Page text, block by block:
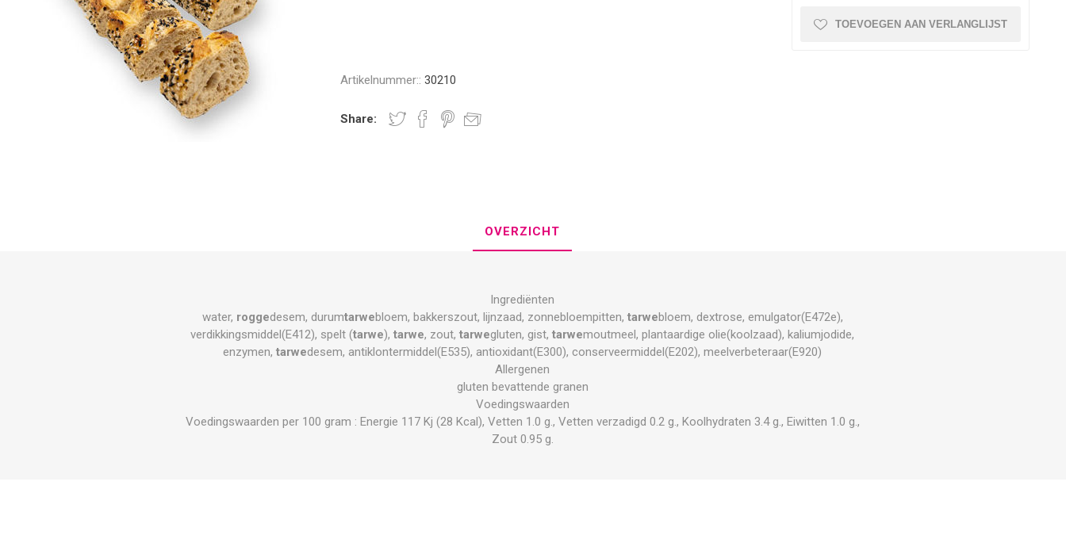
Artikelnummer:: 30210
Share:
TOEVOEGEN AAN VERLANGLIJST
OVERZICHT
Ingrediënten
water, roggedesem, durumtarwebloem, bakkerszout, lijnzaad, zonnebloempitten, tarwebloem, dextrose, emulgator(E472e),
verdikkingsmiddel(E412), spelt (tarwe),tarwe, zout,tarwegluten, gist,tarwemoutmeel, plantaardige olie(koolzaad), kaliumjodide,
enzymen,tarwedesem, antiklontermiddel(E535), antioxidant(E300), conserveermiddel(E202), meelverbeteraar(E920)
Allergenen
gluten bevattende granen
Voedingswaarden
Voedingswaarden per 100 gram : Energie 117 Kj (28 Kcal), Vetten 1.0 g., Vetten verzadigd 0.2 g., Koolhydraten 3.4 g., Eiwitten 1.0 g.,
Zout 0.95 g.